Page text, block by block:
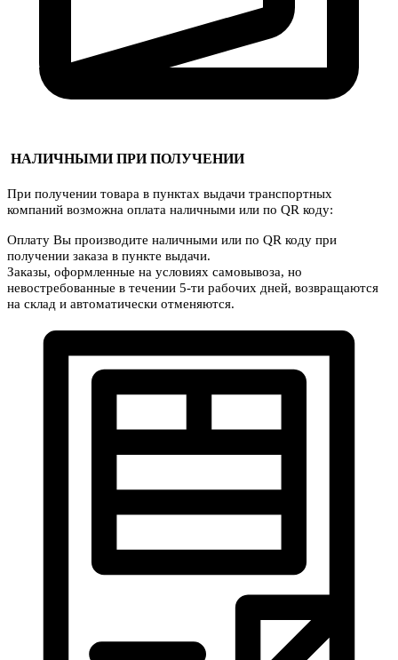
НАЛИЧНЫМИ ПРИ ПОЛУЧЕНИИ
При получении товара в пунктах выдачи транспортных
компаний возможна оплата наличными или по QR коду:
Оплату Вы производите наличными или по QR коду при
получении заказа в пункте выдачи.
Заказы, оформленные на условиях самовывоза, но
невостребованные в течении 5-ти рабочих дней, возвращаются
на склад и автоматически отменяются.